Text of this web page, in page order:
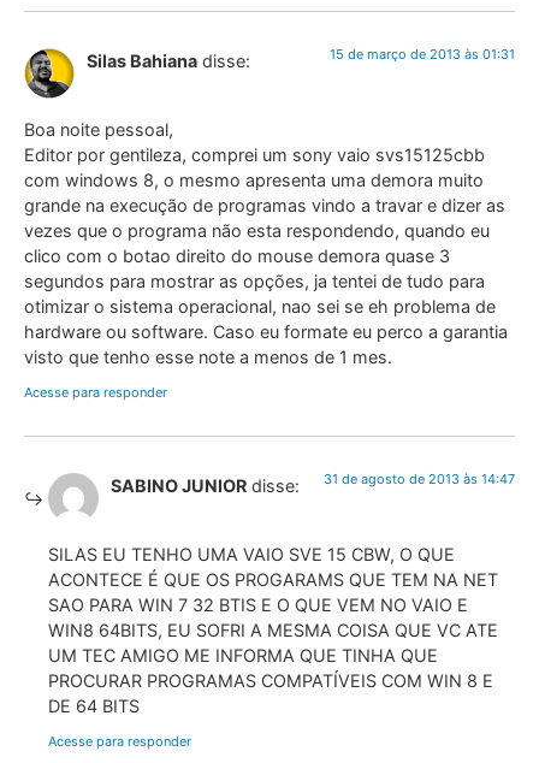
Silas Bahiana disse: 15 de março de 2013 às 01:31
Boa noite pessoal,
Editor por gentileza, comprei um sony vaio svs15125cbb
com windows 8, o mesmo apresenta uma demora muito
grande na execução de programas vindo a travar e dizer as
vezes que o programa não esta respondendo, quando eu
clico com o botao direito do mouse demora quase 3
segundos para mostrar as opções, ja tentei de tudo para
otimizar o sistema operacional, nao sei se eh problema de
hardware ou software. Caso eu formate eu perco a garantia
visto que tenho esse note a menos de 1 mes.
Acesse para responder
SABINO JUNIOR disse: 31 de agosto de 2013 às 14:47
SILAS EU TENHO UMA VAIO SVE 15 CBW, O QUE
ACONTECE É QUE OS PROGARAMS QUE TEM NA NET
SAO PARA WIN 7 32 BTIS E O QUE VEM NO VAIO E
WIN8 64BITS, EU SOFRI A MESMA COISA QUE VC ATE
UM TEC AMIGO ME INFORMA QUE TINHA QUE
PROCURAR PROGRAMAS COMPATÍVEIS COM WIN 8 E
DE 64 BITS
Acesse para responder